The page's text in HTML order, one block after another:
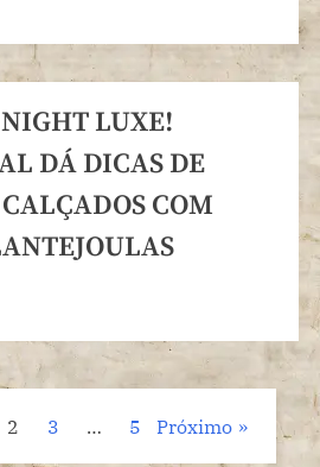
LUXE!
DÁ DICAS DE
COM
2 3 … 5 Próximo